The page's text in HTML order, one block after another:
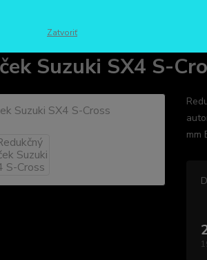
Redukčný rámček Suzuki SX4 S-Cross
Suzuki SX4 S-
mm
Zatvoriť